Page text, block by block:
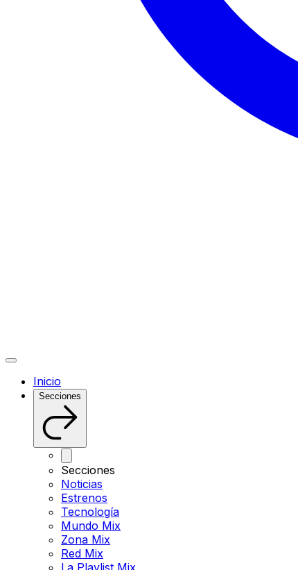
Inicio
Secciones
Secciones
Noticias
Estrenos
Tecnología
Mundo Mix
Zona Mix
Red Mix
La Playlist Mix